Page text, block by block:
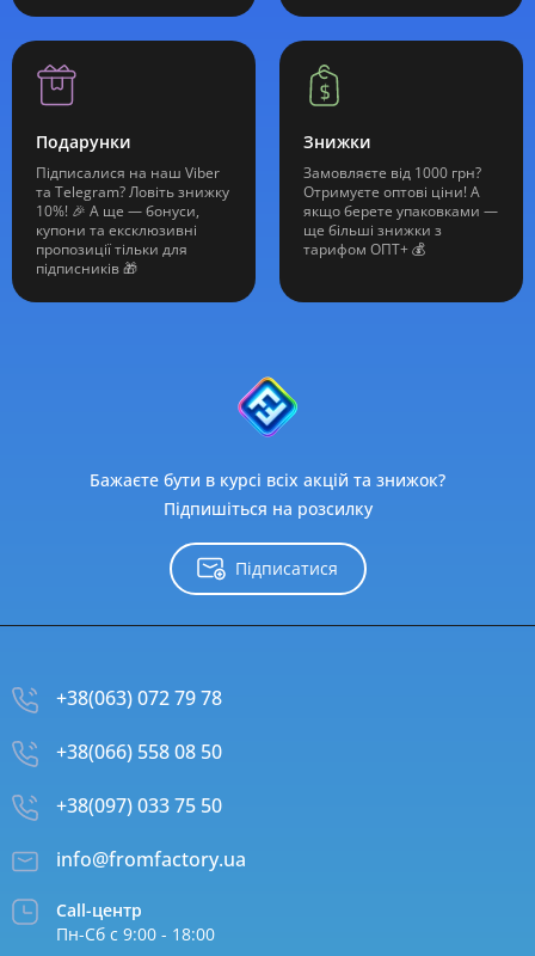
Подарунки
Підписалися на наш Viber
та Telegram? Ловіть знижку
10%! 🎉 А ще — бонуси,
купони та ексклюзивні
пропозиції тільки для
підписників 🎁
Знижки
Замовляєте від 1000 грн?
Отримуєте оптові ціни! А
якщо берете упаковками —
ще більші знижки з
тарифом ОПТ+ 💰
Бажаєте бути в курсі всіх акцій та знижок?
Підпишіться на розсилку
Підписатися
+38(063) 072 79 78
+38(066) 558 08 50
+38(097) 033 75 50
info@fromfactory.ua
Call-центр
Пн-Сб с 9:00 - 18:00